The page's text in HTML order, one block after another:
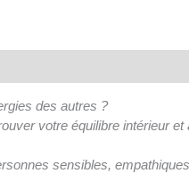
des autres ?
votre équilibre intérieur
sensibles,